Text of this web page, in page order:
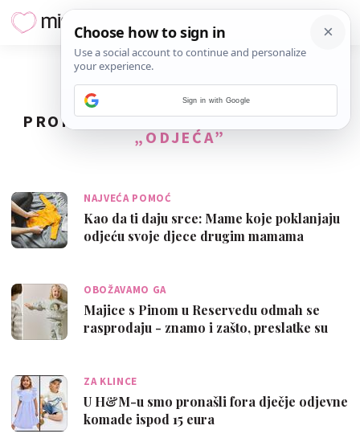
PRONAĐENO61REZULTATA ZA TAG
„ODJEĆA”
NAJVEĆA POMOĆ
Kao da ti daju srce: Mame koje poklanjaju
odjeću svoje djece drugim mamama
OBOŽAVAMO GA
Majice s Pinom u Reservedu odmah se
rasprodaju - znamo i zašto, preslatke su
ZA KLINCE
U H&M-u smo pronašli fora dječje odjevne
komade ispod 15 eura
Sign in with Google